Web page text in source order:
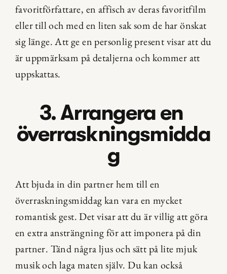
favoritförfattare, en affisch av deras favoritfilm
eller till och med en liten sak som de har önskat
sig länge. Att ge en personlig present visar att du
är uppmärksam på detaljerna och kommer att
uppskattas.
3. Arrangera en
överraskningsmidda
g
Att bjuda in din partner hem till en
överraskningsmiddag kan vara en mycket
romantisk gest. Det visar att du är villig att göra
en extra ansträngning för att imponera på din
partner. Tänd några ljus och sätt på lite mjuk
musik och laga maten själv. Du kan också